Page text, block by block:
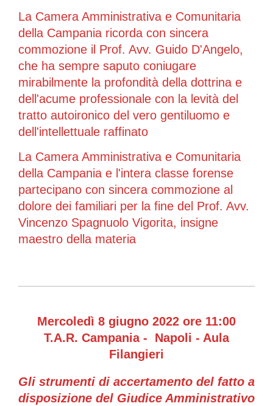
La Camera Amministrativa e Comunitaria
della Campania ricorda con sincera
commozione il Prof. Avv. Guido D'Angelo,
che ha sempre saputo coniugare
mirabilmente la profondità della dottrina e
dell'acume professionale con la levità del
tratto autoironico del vero gentiluomo e
dell'intellettuale raffinato
La Camera Amministrativa e Comunitaria
della Campania e l'intera classe forense
partecipano con sincera commozione al
dolore dei familiari per la fine del Prof. Avv.
Vincenzo Spagnuolo Vigorita, insigne
maestro della materia
Mercoledì 8 giugno 2022 ore 11:00
T.A.R. Campania - Napoli - Aula
Filangieri
Gli strumenti di accertamento del fatto a
disposizione del Giudice Amministrativo